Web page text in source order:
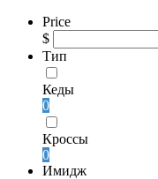
Price
$
Тип
Кеды
0
Кроссы
0
Имидж